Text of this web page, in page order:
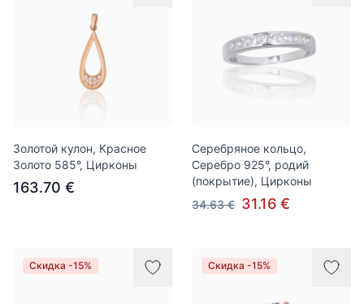
Золотой кулон, Красное
Золото 585°, Цирконы
163.70 €
Серебряное кольцо,
Серебро 925°, родий
(покрытие), Цирконы
34.63 € 31.16 €
Скидка -15% Скидка -15%